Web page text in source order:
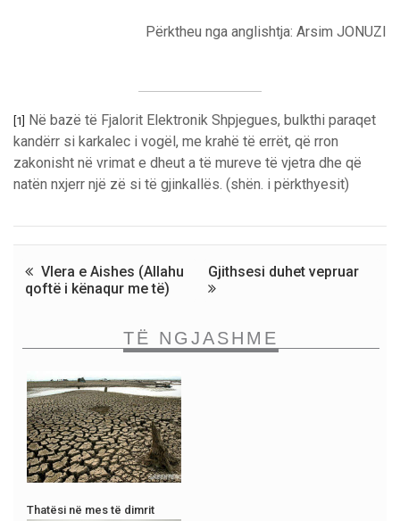
Përktheu nga anglishtja: Arsim JONUZI
[1]
Në bazë të Fjalorit Elektronik Shpjegues, bulkthi paraqet
kandërr si karkalec i vogël, me krahë të errët, që rron
zakonisht në vrimat e dheut a të mureve të vjetra dhe që
natën nxjerr një zë si të gjinkallës. (shën. i përkthyesit)
Vlera e Aishes (Allahu
qoftë i kënaqur me të)
Gjithsesi duhet vepruar
TË NGJASHME
Thatësi në mes të dimrit